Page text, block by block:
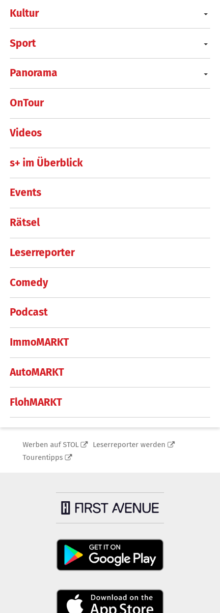
Kultur
Sport
Panorama
OnTour
Videos
s+ im Überblick
Events
Rätsel
Leserreporter
Comedy
Podcast
ImmoMARKT
AutoMARKT
FlohMARKT
Werben auf STOL
Leserreporter werden
Tourentipps